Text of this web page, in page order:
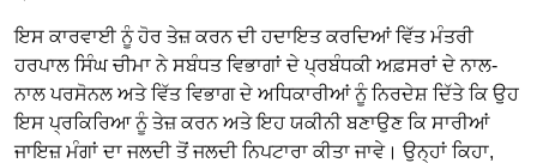
ਇਸ ਕਾਰਵਾਈ ਨੂੰ ਹੋਰ ਤੇਜ਼ ਕਰਨ ਦੀ ਹਦਾਇਤ ਕਰਦਿਆਂ ਵਿੱਤ ਮੰਤਰੀ
ਹਰਪਾਲ ਸਿੰਘ ਚੀਮਾ ਨੇ ਸਬੰਧਤ ਵਿਭਾਗਾਂ ਦੇ ਪ੍ਰਬੰਧਕੀ ਅਫ਼ਸਰਾਂ ਦੇ ਨਾਲ-
ਨਾਲ ਪਰਸੋਨਲ ਅਤੇ ਵਿੱਤ ਵਿਭਾਗ ਦੇ ਅਧਿਕਾਰੀਆਂ ਨੂੰ ਨਿਰਦੇਸ਼ ਦਿੱਤੇ ਕਿ ਉਹ
ਇਸ ਪ੍ਰਕਿਰਿਆ ਨੂੰ ਤੇਜ਼ ਕਰਨ ਅਤੇ ਇਹ ਯਕੀਨੀ ਬਣਾਉਣ ਕਿ ਸਾਰੀਆਂ
ਜਾਇਜ਼ ਮੰਗਾਂ ਦਾ ਜਲਦੀ ਤੋਂ ਜਲਦੀ ਨਿਪਟਾਰਾ ਕੀਤਾ ਜਾਵੇ। ਉਨ੍ਹਾਂ ਕਿਹਾ,